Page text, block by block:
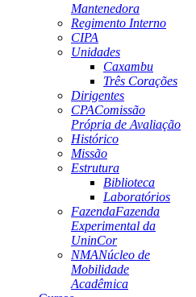
Mantenedora
Regimento Interno
CIPA
Unidades
Caxambu
Três Corações
Dirigentes
CPAComissão
Própria de Avaliação
Histórico
Missão
Estrutura
Biblioteca
Laboratórios
FazendaFazenda
Experimental da
UninCor
NMANúcleo de
Mobilidade
Acadêmica